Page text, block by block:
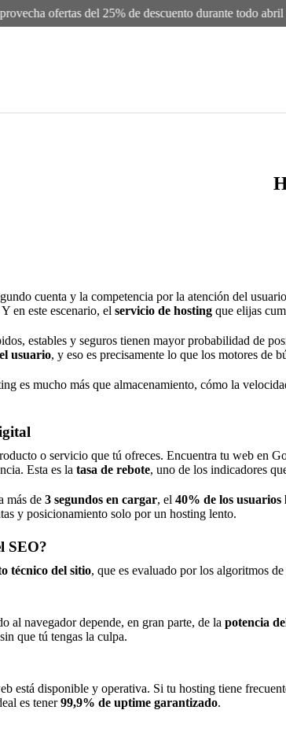
ofertas del 25% de descuento durante todo abril y
cuenta y la competencia por la atención del
en este escenario, el servicio de hosting que elijas
estables y seguros tienen mayor probabilidad de
usuario, y eso es precisamente lo que los motores de
es mucho más que almacenamiento, cómo la
o servicio que tú ofreces. Encuentra tu web en
Esta es la tasa de rebote, uno de los indicadores
más de 3 segundos en cargar, el 40% de los usuarios
y posicionamiento solo por un hosting lento.
SEO?
técnico del sitio, que es evaluado por los algoritmos
al navegador depende, en gran parte, de la potencia
que tú tengas la culpa.
está disponible y operativa. Si tu hosting tiene
es tener99,9% de uptime garantizado.